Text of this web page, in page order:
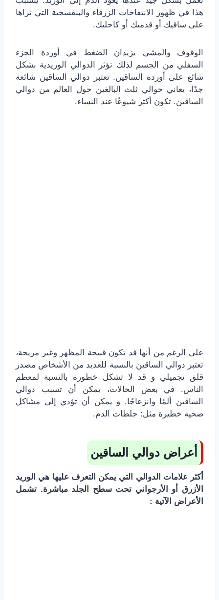
هذا في ظهور الانتفاخات الزرقاء والبنفسجية التي تراها
على ساقيك أو قدميك أو كاحليك.
الوقوف والمشي يزيدان الضغط في أوردة الجزء
السفلي من الجسم لذلك تؤثر الدوالي الوريدية بشكل
شائع على أوردة الساقين. تعتبر دوالي الساقين شائعة
جدًا، يعاني حوالي ثلث البالغين حول العالم من دوالي
الساقين. تكون أكثر شيوعًا عند النساء.
على الرغم من أنها قد تكون قبيحة المظهر وغير مريحة،
تعتبر دوالي الساقين بالنسبة للعديد من الأشخاص مصدر
قلق تجميلي و قد لا تشكل خطورة بالنسبة لمعظم
الناس. في بعض الحالات، يمكن أن تسبب دوالي
الساقين ألمًا وانزعاجًا. و يمكن أن تؤدي إلى مشاكل
صحية خطيرة مثل: جلطات الدم.
أعراض دوالي الساقين
أكثر علامات الدوالي التي يمكن التعرف عليها هي الوريد
الأزرق أو الأرجواني تحت سطح الجلد مباشرة. تشمل
الأعراض الآتية :